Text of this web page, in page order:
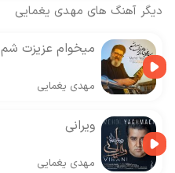
دیگر آهنگ های مهدی یغمایی
میخوام عزیزت شم
مهدی یغمایی
ویرانی
مهدی یغمایی